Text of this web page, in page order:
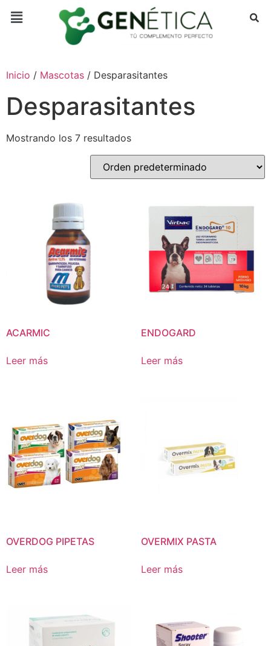
Inicio / Mascotas / Desparasitantes
Desparasitantes
Mostrando los 7 resultados
ACARMIC
Leer más
ENDOGARD
Leer más
OVERDOG PIPETAS
Leer más
OVERMIX PASTA
Leer más